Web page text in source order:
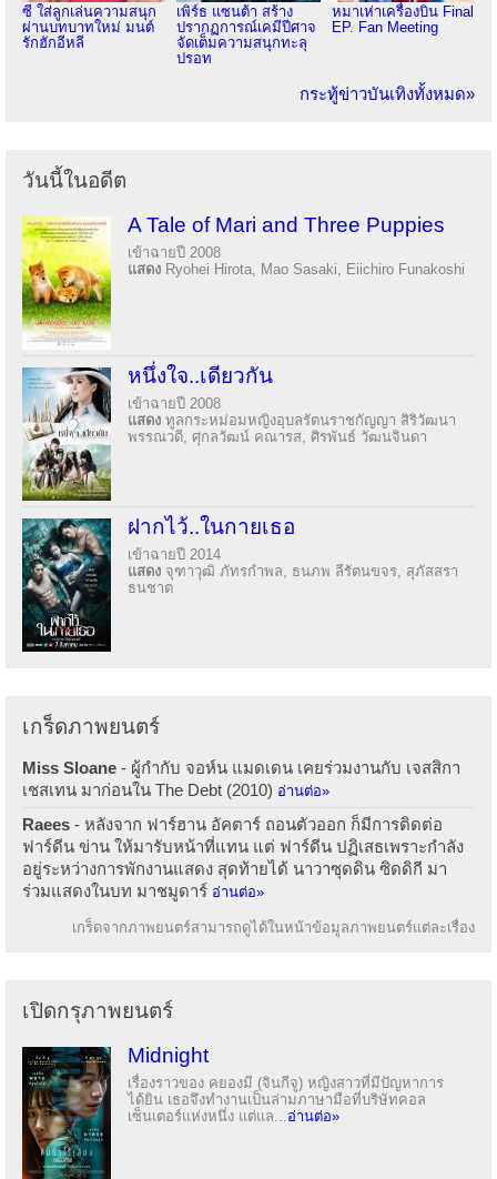
ซี ใส่ลูกเล่นความสนุก
ผ่านบทบาทใหม่ มนต์
รักฮักอีหลี
เพิร์ธ แซนต้า สร้าง
ปรากฏการณ์เคมีปีศาจ
จัดเต็มความสนุกทะลุ
ปรอท
หมาเห่าเครื่องบิน Final
EP. Fan Meeting
กระทู้ข่าวบันเทิงทั้งหมด»
วันนี้ในอดีต
A Tale of Mari and Three Puppies
เข้าฉายปี 2008
แสดง Ryohei Hirota, Mao Sasaki, Eiichiro Funakoshi
หนึ่งใจ..เดียวกัน
เข้าฉายปี 2008
แสดง ทูลกระหม่อมหญิงอุบลรัตนราชกัญญา สิริวัฒนา
พรรณวดี, ศุกลวัฒน์ คณารส, ศิรพันธ์ วัฒนจินดา
ฝากไว้..ในกายเธอ
เข้าฉายปี 2014
แสดง จุฑาวุฒิ ภัทรกำพล, ธนภพ ลีรัตนขจร, สุภัสสรา
ธนชาต
เกร็ดภาพยนตร์
Miss Sloane - ผู้กำกับ จอห์น แมดเดน เคยร่วมงานกับ เจสสิกา
เชสเทน มาก่อนใน The Debt (2010) อ่านต่อ»
Raees - หลังจาก ฟาร์ฮาน อัคตาร์ ถอนตัวออก ก็มีการติดต่อ
ฟาร์ดีน ข่าน ให้มารับหน้าที่แทน แต่ ฟาร์ดีน ปฏิเสธเพราะกำลัง
อยู่ระหว่างการพักงานแสดง สุดท้ายได้ นาวาซุดดิน ซิดดิกี มา
ร่วมแสดงในบท มาชมูดาร์ อ่านต่อ»
เกร็ดจากภาพยนตร์สามารถดูได้ในหน้าข้อมูลภาพยนตร์แต่ละเรื่อง
เปิดกรุภาพยนตร์
Midnight
เรื่องราวของ คยองมี (จินกีจู) หญิงสาวที่มีปัญหาการ
ได้ยิน เธอจึงทำงานเป็นล่ามภาษามือที่บริษัทคอล
เซ็นเตอร์แห่งหนึ่ง แต่แล... อ่านต่อ»